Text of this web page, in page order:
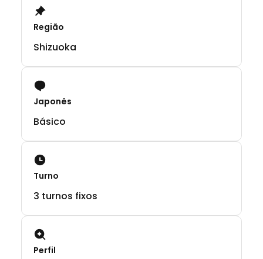
Região
Shizuoka
Japonês
Básico
Turno
3 turnos fixos
Perfil